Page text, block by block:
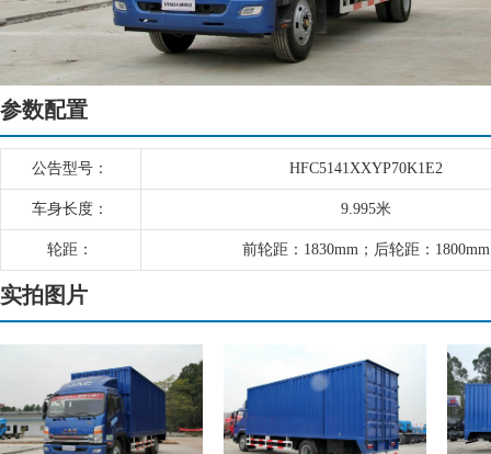
参数配置
公告型号： HFC5141XXYP70K1E2
车身长度： 9.995米
轮距： 前轮距：1830mm；后轮距：1800mm
实拍图片